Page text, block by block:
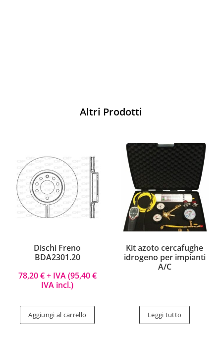
Altri Prodotti
Dischi Freno
BDA2301.20
78,20€+ IVA (95,40€
IVA incl.)
Aggiungi al carrello
Kit azoto cercafughe
idrogeno per impianti
A/C
Leggi tutto